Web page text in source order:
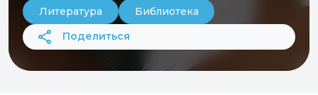
Литература
Библиотека
Поделиться